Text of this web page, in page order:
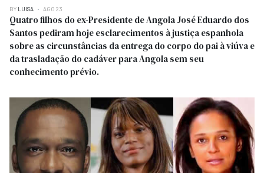
BY LUISA AGO 23
Quatro filhos do ex-Presidente de Angola José Eduardo dos
Santos pediram hoje esclarecimentos à justiça espanhola
sobre as circunstâncias da entrega do corpo do pai à viúva e
da trasladação do cadáver para Angola sem seu
conhecimento prévio.